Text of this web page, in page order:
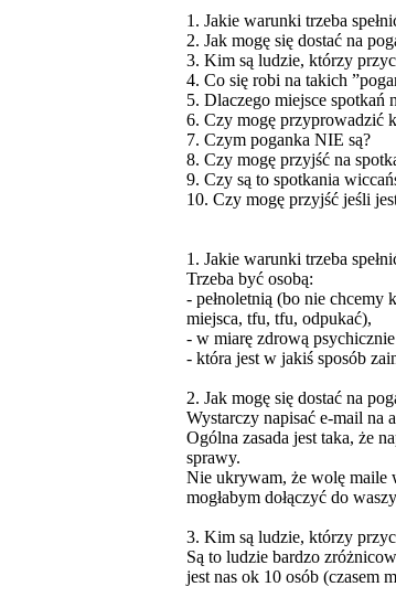
1. Jakie warunki trzeba
2. Jak mogę się dostać na
3. Kim są ludzie, którzy
4. Co się robi na takich
5. Dlaczego miejsce spotkań
6. Czy mogę przyprowadzić
7. Czym poganka NIE są?
8. Czy mogę przyjść na
9. Czy są to spotkania
10. Czy mogę przyjść jeśli
1. Jakie warunki trzeba
Trzeba być osobą:
- pełnoletnią (bo nie chcemy
miejsca, tfu, tfu, odpukać),
- w miarę zdrową
- która jest w jakiś sposób
2. Jak mogę się dostać na
Wystarczy napisać e-mail na
Ogólna zasada jest taka, że
sprawy.
Nie ukrywam, że wolę maile
mogłabym dołączyć do
3. Kim są ludzie, którzy
Są to ludzie bardzo
jest nas ok 10 osób (czasem